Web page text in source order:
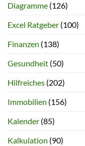
Diagramme (126)
Excel Ratgeber (100)
Finanzen (138)
Gesundheit (50)
Hilfreiches (202)
Immobilien (156)
Kalender (85)
Kalkulation (90)